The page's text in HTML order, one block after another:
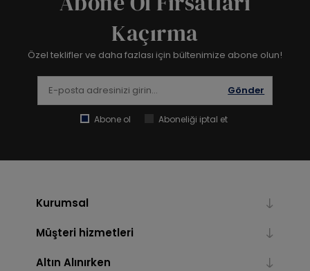
Kaçırma
Özel teklifler ve daha fazlası için bültenimize abone olun!
Gönder
Abone ol Aboneliği iptal et
Kurumsal
Müşteri hizmetleri
Altın Alınırken